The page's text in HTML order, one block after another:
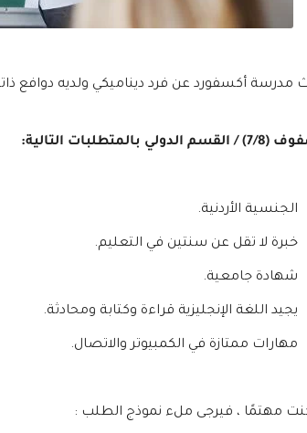
مدرسة أكسفورد عن فرد ديناميكي ولديه دوافع
الدولي بالمتطلبات التالية:
الجنسية الأردنية.
خبرة لا تقل عن سنتين في التعليم.
شهادة جامعية.
يجيد اللغة الإنجليزية قراءة وكتابة ومحادثة.
مهارات ممتازة في الكمبيوتر والاتصال.
كنت مهتمًا ، فيرجى ملء نموذج الطلب :